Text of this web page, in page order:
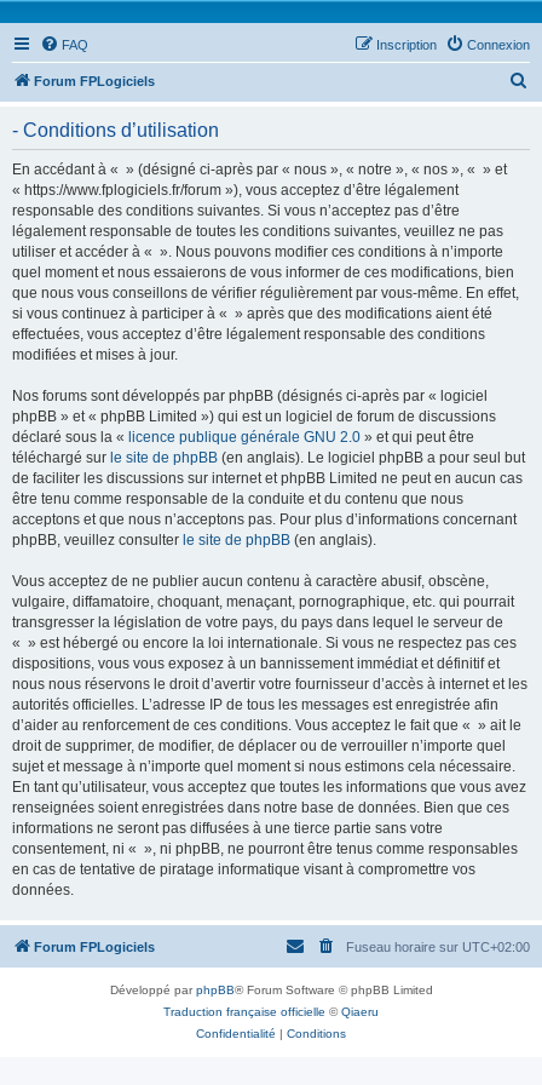
FAQ Connexion
Inscription
Forum FPLogiciels
- Conditions d’utilisation
En accédant à « » (désigné ci-après par « nous », « notre », « nos », « » et
« https://www.fplogiciels.fr/forum »), vous acceptez d’être légalement
responsable des conditions suivantes. Si vous n’acceptez pas d’être
légalement responsable de toutes les conditions suivantes, veuillez ne pas
utiliser et accéder à « ». Nous pouvons modifier ces conditions à n’importe
quel moment et nous essaierons de vous informer de ces modifications, bien
que nous vous conseillons de vérifier régulièrement par vous-même. En effet,
si vous continuez à participer à « » après que des modifications aient été
effectuées, vous acceptez d’être légalement responsable des conditions
modifiées et mises à jour.
Nos forums sont développés par phpBB (désignés ci-après par « logiciel
phpBB » et « phpBB Limited ») qui est un logiciel de forum de discussions
déclaré sous la « licence publique générale GNU 2.0 » et qui peut être
téléchargé sur le site de phpBB (en anglais). Le logiciel phpBB a pour seul but
de faciliter les discussions sur internet et phpBB Limited ne peut en aucun cas
être tenu comme responsable de la conduite et du contenu que nous
acceptons et que nous n’acceptons pas. Pour plus d’informations concernant
phpBB, veuillez consulter le site de phpBB (en anglais).
Vous acceptez de ne publier aucun contenu à caractère abusif, obscène,
vulgaire, diffamatoire, choquant, menaçant, pornographique, etc. qui pourrait
transgresser la législation de votre pays, du pays dans lequel le serveur de
« » est hébergé ou encore la loi internationale. Si vous ne respectez pas ces
dispositions, vous vous exposez à un bannissement immédiat et définitif et
nous nous réservons le droit d’avertir votre fournisseur d’accès à internet et les
autorités officielles. L’adresse IP de tous les messages est enregistrée afin
d’aider au renforcement de ces conditions. Vous acceptez le fait que « » ait le
droit de supprimer, de modifier, de déplacer ou de verrouiller n’importe quel
sujet et message à n’importe quel moment si nous estimons cela nécessaire.
En tant qu’utilisateur, vous acceptez que toutes les informations que vous avez
renseignées soient enregistrées dans notre base de données. Bien que ces
informations ne seront pas diffusées à une tierce partie sans votre
consentement, ni « », ni phpBB, ne pourront être tenus comme responsables
en cas de tentative de piratage informatique visant à compromettre vos
données.
Forum FPLogiciels Fuseau horaire sur UTC+02:00
Développé parphpBB® Forum Software © phpBB Limited
Traduction française officielle ©Qiaeru
Confidentialité | Conditions